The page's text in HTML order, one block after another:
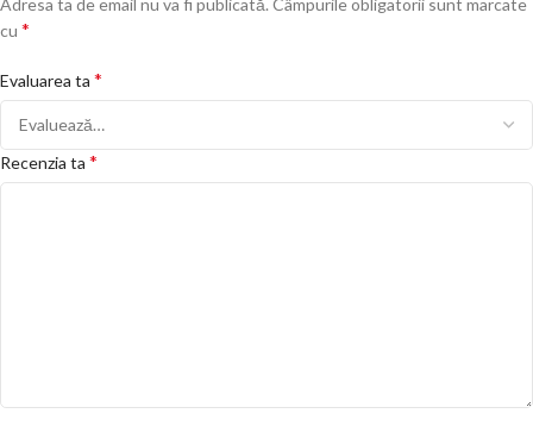
Adresa ta de email nu va fi publicată.Câmpurile obligatorii sunt marcate
cu *
Evaluarea ta *
Recenzia ta *